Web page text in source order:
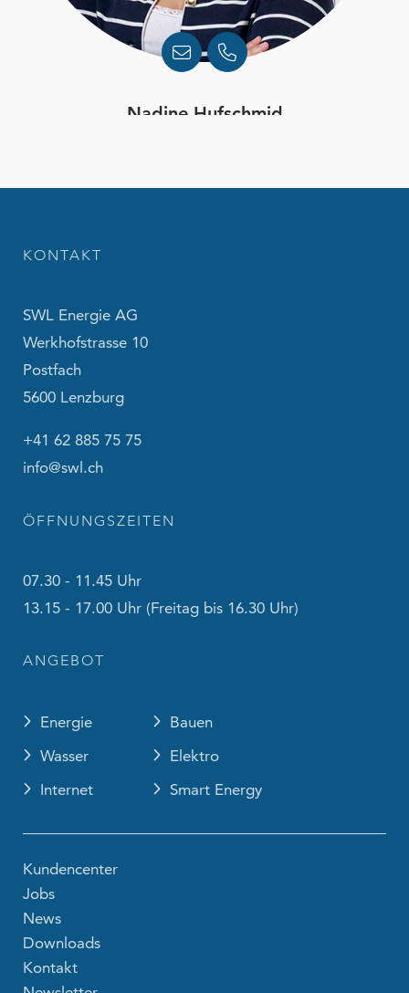
Nadine Hufschmid
KONTAKT
SWL Energie AG
Werkhofstrasse 10
Postfach
5600 Lenzburg
+41 62 885 75 75
info@swl.ch
ÖFFNUNGSZEITEN
07.30 - 11.45 Uhr
13.15 - 17.00 Uhr (Freitag bis 16.30 Uhr)
ANGEBOT
Energie
Wasser
Internet
Bauen
Elektro
Smart Energy
Kundencenter
Jobs
News
Downloads
Kontakt